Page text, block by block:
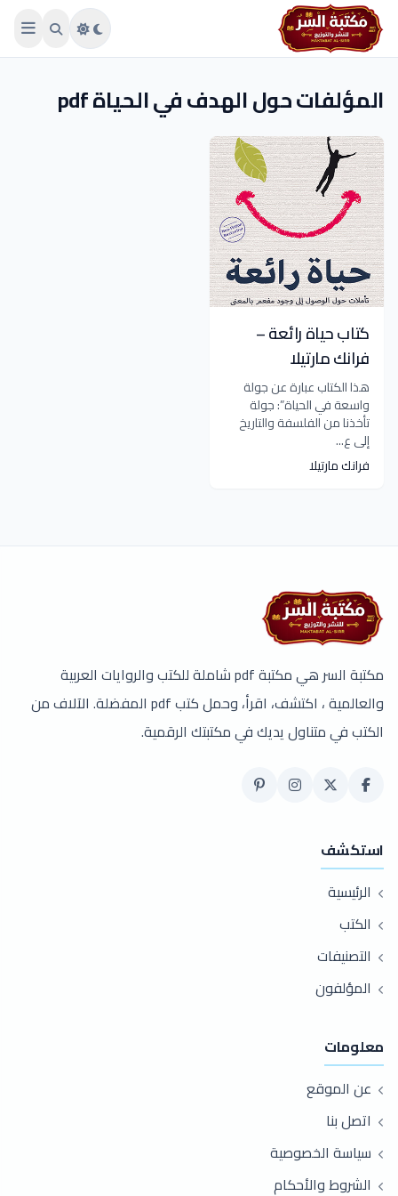
Skip to main content
المؤلفات حول الهدف في الحياة pdf
كتاب حياة رائعة –
فرانك مارتيلا
هذا الكتاب عبارة عن جولة
واسعة في الحياة”: جولة
تأخذنا من الفلسفة والتاريخ
إلى ع...
فرانك مارتيلا
مكتبة السر هي مكتبة pdf شاملة للكتب والروايات العربية
والعالمية ، اكتشف، اقرأ، وحمل كتب pdf المفضلة. الآلاف من
الكتب في متناول يديك في مكتبتك الرقمية.
استكشف
الرئيسية
الكتب
التصنيفات
المؤلفون
معلومات
عن الموقع
اتصل بنا
سياسة الخصوصية
الشروط والأحكام